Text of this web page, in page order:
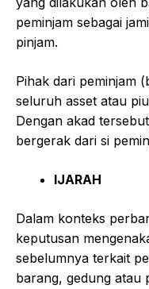
peminjam sebagai
pinjam.
Pihak dari peminjam
seluruh asset atau
Dengan akad
bergerak dari si
IJARAH
Dalam konteks
keputusan
sebelumnya terkait
barang, gedung atau